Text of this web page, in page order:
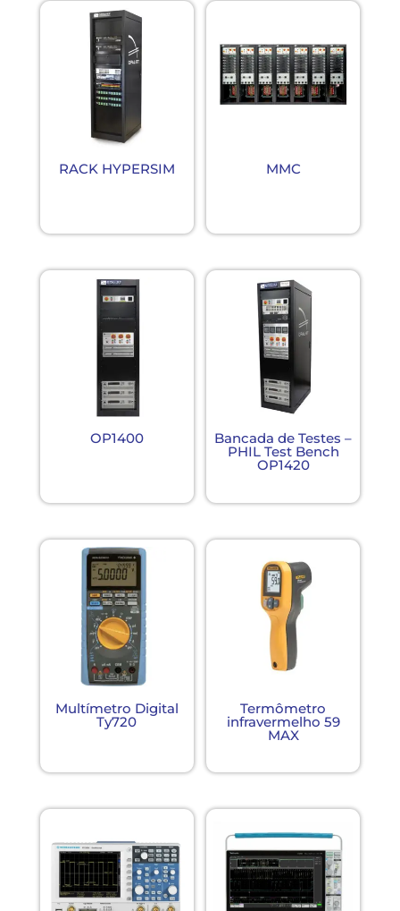
RACK HYPERSIM MMC
OP1400 Bancada de Testes –
PHIL Test Bench
OP1420
Multímetro Digital
Ty720
Termômetro
infravermelho 59
MAX